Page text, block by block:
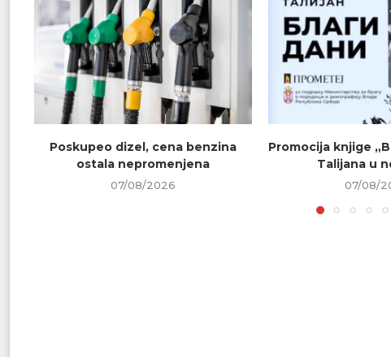
Poskupeo dizel, cena benzina
ostala nepromenjena
07/08/2026
Promocija knjige
Talijana u
07/08/